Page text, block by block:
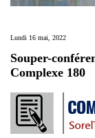
Lundi 16 mai, 2022
Souper-
Complexe 180